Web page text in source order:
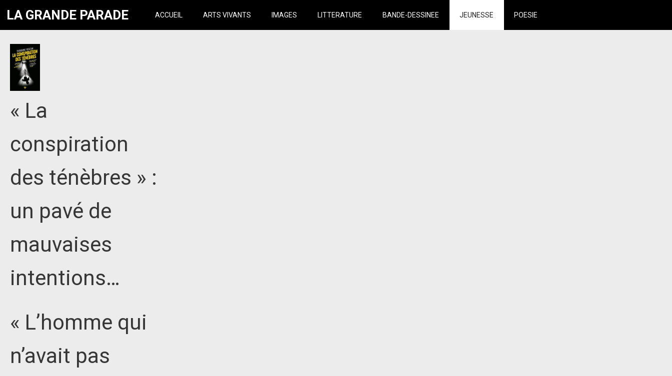
LA GRANDE PARADE ACCUEIL ARTS VIVANTS IMAGES LITTERATURE BANDE-DESSINEE JEUNESSE POESIE
« La
conspiration
des ténèbres » :
un pavé de
mauvaises
intentions…
« L’homme qui
n’avait pas